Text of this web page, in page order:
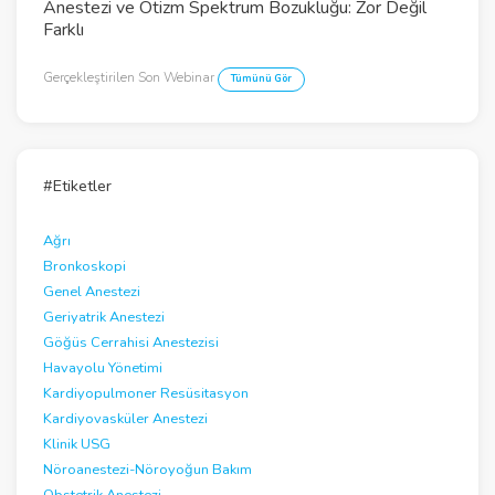
V
i
d
Anestezi ve Otizm Spektrum Bozukluğu: Zor Değil
Farklı
Gerçekleştirilen Son Webinar Tümünü Gör
#Etiketler
Ağrı
Bronkoskopi
Genel Anestezi
Geriyatrik Anestezi
Göğüs Cerrahisi Anestezisi
Havayolu Yönetimi
Kardiyopulmoner Resüsitasyon
Kardiyovasküler Anestezi
Klinik USG
Nöroanestezi-Nöroyoğun Bakım